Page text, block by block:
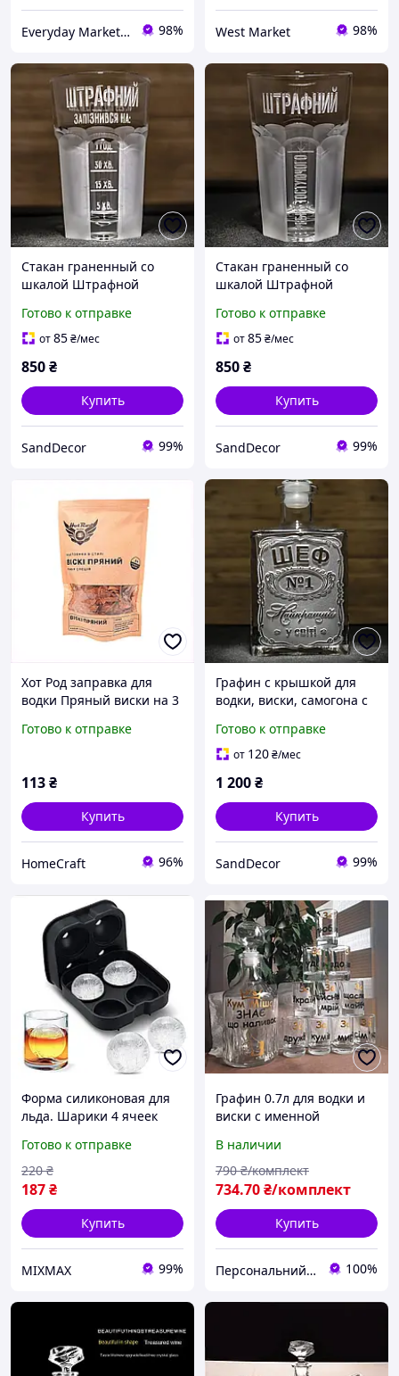
Everyday Market 0965612251 98% West Market 98%
Стакан граненный со
шкалой Штрафной
водки и виски с
гравировкой
Готово к отправке
от85₴/мес
850₴
Купить
SandDecor 99%
Стакан граненный со
шкалой Штрафной
тостующего для водки и
виски с гравировкой
Готово к отправке
от85₴/мес
850₴
Купить
SandDecor 99%
Хот Род заправка для
водки Пряный виски на 3
Готово к отправке
113₴
Купить
HomeCraft 96%
Графин с крышкой для
водки, виски, самогона с
Самый Лучший в мире
0,5Л
Готово к отправке
от 120₴/мес
1 200₴
Купить
SandDecor 99%
Форма силиконовая для
льда. Шарики 4 ячеек
для виски
Готово к отправке
187₴
220 ₴
Купить
MIXMAX 99%
Графин 0.7л для водки и
виски с именной
(10шт)
В наличии
734.70₴/комплект
790 ₴/комплект
Купить
Персональний Друк 100%